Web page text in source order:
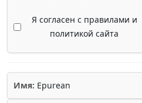
Я согласен с правилами и
политикой сайта
Имя: Epurean